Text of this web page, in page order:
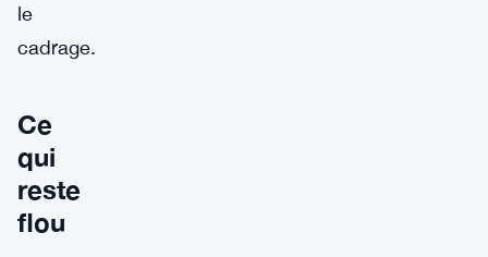
le
cadrage.
Ce
qui
reste
flou